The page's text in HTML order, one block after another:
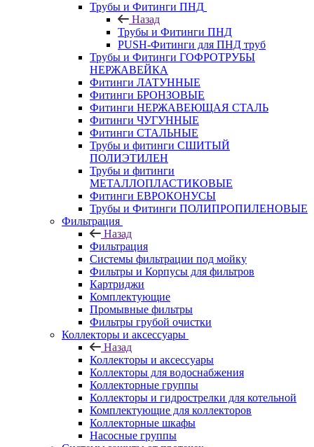
Трубы и Фитинги ПНД
Назад
Трубы и Фитинги ПНД
PUSH-Фитинги для ПНД труб
Трубы и Фитинги ГОФРОТРУБЫ
НЕРЖАВЕЙКА
Фитинги ЛАТУННЫЕ
Фитинги БРОНЗОВЫЕ
Фитинги НЕРЖАВЕЮЩАЯ СТАЛЬ
Фитинги ЧУГУННЫЕ
Фитинги СТАЛЬНЫЕ
Трубы и фитинги СШИТЫЙ
ПОЛИЭТИЛЕН
Трубы и фитинги
МЕТАЛЛОПЛАСТИКОВЫЕ
Фитинги ЕВРОКОНУСЫ
Трубы и Фитинги ПОЛИПРОПИЛЕНОВЫЕ
Фильтрация
Назад
Фильтрация
Системы фильтрации под мойку
Фильтры и Корпусы для фильтров
Картриджи
Комплектующие
Промывные фильтры
Фильтры грубой очистки
Коллекторы и аксессуары
Назад
Коллекторы и аксессуары
Коллекторы для водоснабжения
Коллекторные группы
Коллекторы и гидрострелки для котельной
Комплектующие для коллекторов
Коллекторные шкафы
Насосные группы